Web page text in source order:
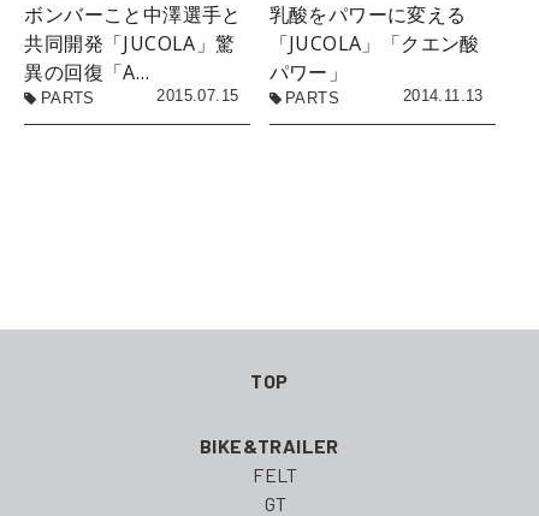
ボンバーこと中澤選手と
共同開発「JUCOLA」驚
異の回復「A…
PARTS 2015.07.15
乳酸をパワーに変える
「JUCOLA」「クエン酸
パワー」
PARTS 2014.11.13
TOP
BIKE&TRAILER
FELT
GT